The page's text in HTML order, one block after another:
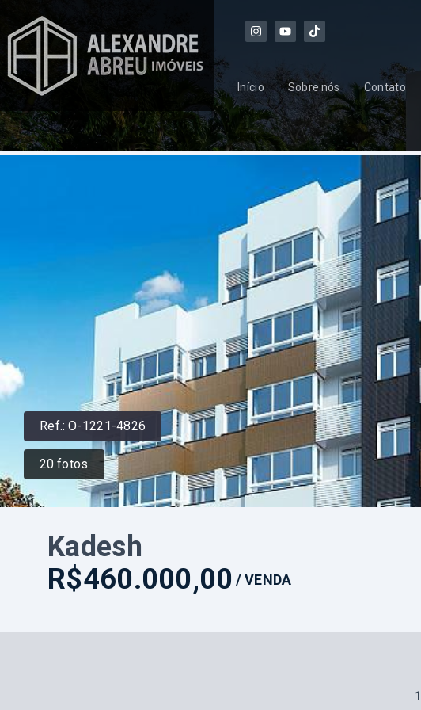
Início Sobre nós Contato
Ref.:O-1221-4826
20 fotos
Kadesh
R$460.000,00 /VENDA
1